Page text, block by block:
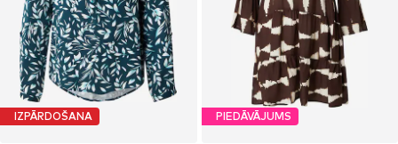
IZPĀRDOŠANA PIEDĀVĀJUMS